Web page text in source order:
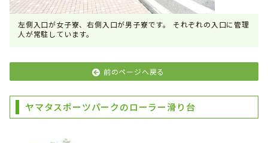
左側入口が女子寮、右側入口が男子寮です。 それぞれの入口に管理
人が常駐しています。
前のページへ戻る
ヤマタスポーツパークのローラー滑り台